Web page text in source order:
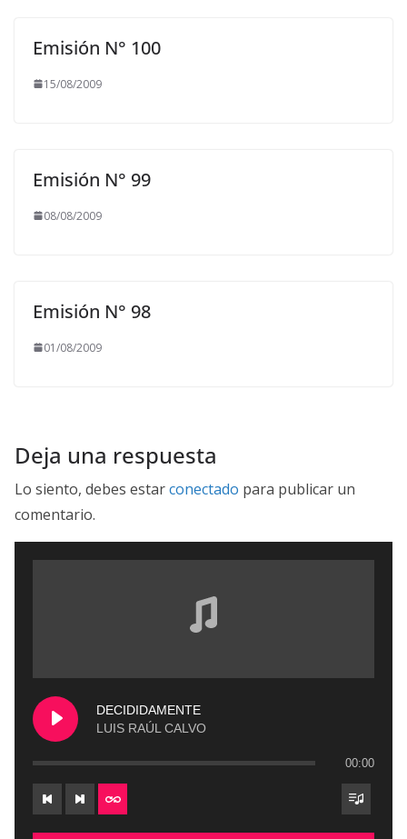
Emisión N° 100
15/08/2009
Emisión N° 99
08/08/2009
Emisión N° 98
01/08/2009
Deja una respuesta
Lo siento, debes estarconectado para publicar un
comentario.
DECIDIDAMENTE
LUIS RAÚL CALVO
00:00